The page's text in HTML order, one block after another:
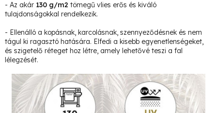
- Az akár 130 g/m2 tömegű vlies erős és kiváló
tulajdonságokkal rendelkezik.
- Ellenálló a kopásnak, karcolásnak, szennyeződésnek és nem
tágul ki ragasztó hatására. Elfedi a kisebb egyenetlenségeket,
és szigetelő réteget hoz létre, amely lehetővé teszi a fal
lélegzését.